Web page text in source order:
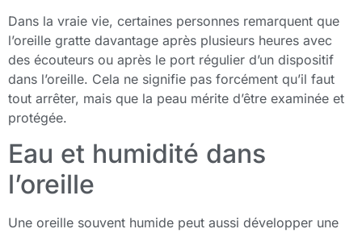
Dans la vraie vie, certaines personnes remarquent que
l’oreille gratte davantage après plusieurs heures avec
des écouteurs ou après le port régulier d’un dispositif
dans l’oreille. Cela ne signifie pas forcément qu’il faut
tout arrêter, mais que la peau mérite d’être examinée et
protégée.
Eau et humidité dans
l’oreille
Une oreille souvent humide peut aussi développer une